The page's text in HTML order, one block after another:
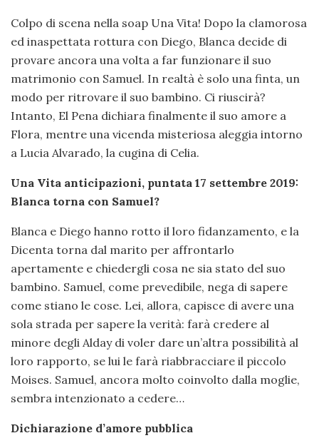
Colpo di scena nella soap Una Vita! Dopo la clamorosa
ed inaspettata rottura con Diego, Blanca decide di
provare ancora una volta a far funzionare il suo
matrimonio con Samuel. In realtà è solo una finta, un
modo per ritrovare il suo bambino. Ci riuscirà?
Intanto, El Pena dichiara finalmente il suo amore a
Flora, mentre una vicenda misteriosa aleggia intorno
a Lucia Alvarado, la cugina di Celia.
Una Vita anticipazioni, puntata 17 settembre 2019:
Blanca torna con Samuel?
Blanca e Diego hanno rotto il loro fidanzamento, e la
Dicenta torna dal marito per affrontarlo
apertamente e chiedergli cosa ne sia stato del suo
bambino. Samuel, come prevedibile, nega di sapere
come stiano le cose. Lei, allora, capisce di avere una
sola strada per sapere la verità: farà credere al
minore degli Alday di voler dare un’altra possibilità al
loro rapporto, se lui le farà riabbracciare il piccolo
Moises. Samuel, ancora molto coinvolto dalla moglie,
sembra intenzionato a cedere…
Dichiarazione d’amore pubblica